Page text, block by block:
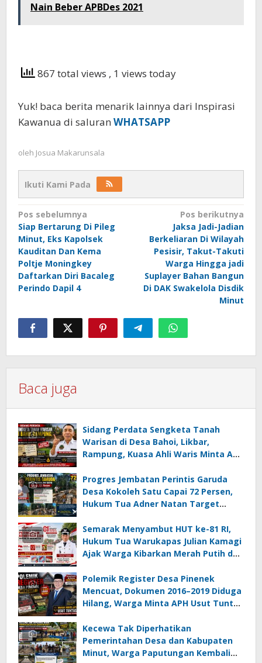
Nain Beber APBDes 2021
867 total views , 1 views today
Yuk! baca berita menarik lainnya dari Inspirasi
Kawanua di saluran WHATSAPP
oleh Josua Makarunsala
Ikuti Kami Pada
Navigasi
pos
Pos sebelumnya
Siap Bertarung Di Pileg
Minut, Eks Kapolsek
Kauditan Dan Kema
Poltje Moningkey
Daftarkan Diri Bacaleg
Perindo Dapil 4
Pos berikutnya
Jaksa Jadi-Jadian
Berkeliaran Di Wilayah
Pesisir, Takut-Takuti
Warga Hingga jadi
Suplayer Bahan Bangun
Di DAK Swakelola Disdik
Minut
Baca juga
Sidang Perdata Sengketa Tanah
Warisan di Desa Bahoi, Likbar,
Rampung, Kuasa Ahli Waris Minta APH
Korupsi Dandes
Progres Jembatan Perintis Garuda
Desa Kokoleh Satu Capai 72 Persen,
Hukum Tua Adner Natan Target
Semarak Menyambut HUT ke-81 RI,
Hukum Tua Warukapas Julian Kamagi
Ajak Warga Kibarkan Merah Putih dan
Polemik Register Desa Pinenek
Mencuat, Dokumen 2016–2019 Diduga
Hilang, Warga Minta APH Usut Tuntas
Kumtua HK
Kecewa Tak Diperhatikan
Pemerintahan Desa dan Kabupaten
Minut, Warga Paputungan Kembali